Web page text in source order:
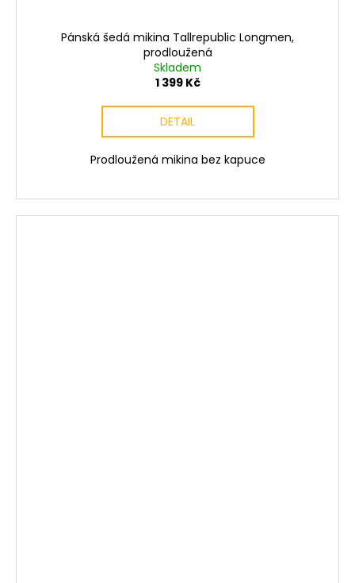
Pánská šedá mikina Tallrepublic Longmen,
prodloužená
Skladem
1 399 Kč
DETAIL
Prodloužená mikina bez kapuce